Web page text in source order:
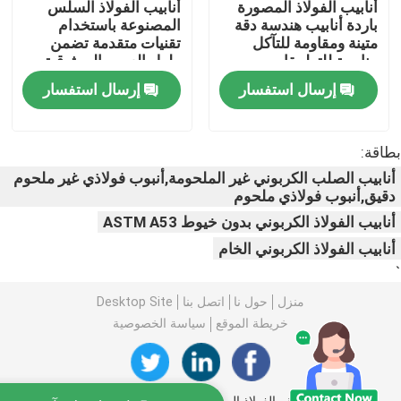
لفائف الصلب PPGI
لفائف الصلب الكربوني
مخزون لفائف الفولاذ المقاوم للصدأ
حزمة H من الفولاذ الكربوني
قضيب الفولاذ المعزز
شريط زاوية من الصلب الكربوني
أنابيب الفولاذ المصورة
باردة أنابيب هندسة دقة
متينة ومقاومة للتآكل
مناسبة للتطبيقات
الميكانيكية
إرسال استفسار
أنابيب الفولاذ السلس
المصنوعة باستخدام
تقنيات متقدمة تضمن
طول العمر والموثوقية
في البيئات القاسية
إرسال استفسار
بطاقة:
أنابيب الصلب الكربوني غير الملحومة,أنبوب فولاذي غير ملحوم
دقيق,أنبوب فولاذي ملحوم
أنابيب الفولاذ الكربوني بدون خيوط ASTM A53
أنابيب الفولاذ الكربوني الخام
`
منزل حول نا اتصل بنا
Desktop Site
خريطة الموقع
سياسة الخصوصية